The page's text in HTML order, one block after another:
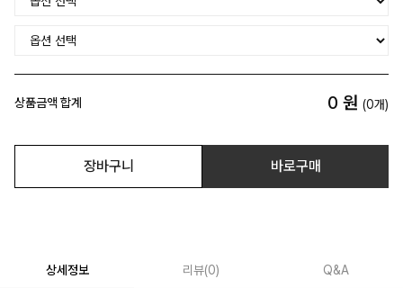
상품금액 합계 0 원 (0개)
장바구니 바로구매
상세정보 리뷰(0) Q&A